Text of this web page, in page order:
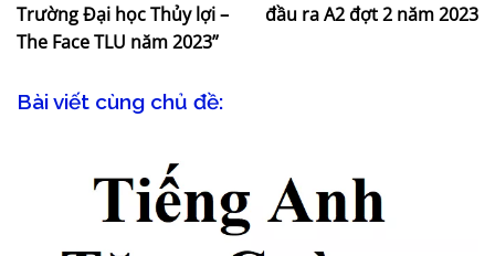
Trường Đại học Thủy lợi –
The Face TLU năm 2023”
đầu ra A2 đợt 2 năm 2023
Bài viết cùng chủ đề: